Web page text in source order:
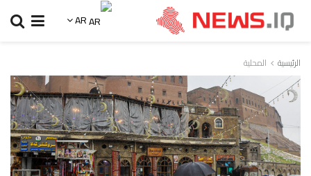
AR
الرئيسية المحلية